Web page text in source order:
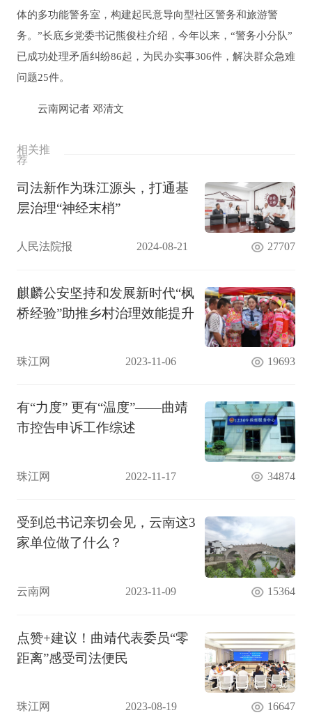
体的多功能警务室，构建起民意导向型社区警务和旅游警
务。”长底乡党委书记熊俊柱介绍，今年以来，“警务小分队”
已成功处理矛盾纠纷86起，为民办实事306件，解决群众急难
问题25件。
云南网记者 邓清文
相关推
荐
司法新作为珠江源头，打通基
层治理“神经末梢”
人民法院报 2024-08-21 27707
麒麟公安坚持和发展新时代“枫
桥经验”助推乡村治理效能提升
珠江网 2023-11-06 19693
有“力度” 更有“温度”——曲靖
市控告申诉工作综述
珠江网 2022-11-17 34874
受到总书记亲切会见，云南这3
家单位做了什么？
云南网 2023-11-09 15364
点赞+建议！曲靖代表委员“零
距离”感受司法便民
珠江网 2023-08-19 16647